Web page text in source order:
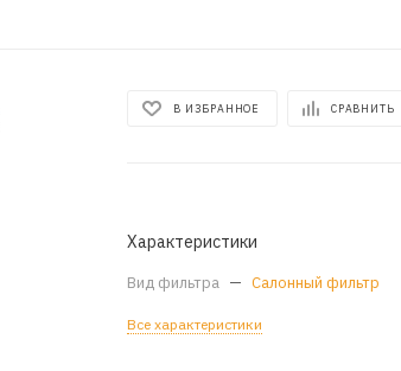
В ИЗБРАННОЕ СРАВНИТЬ
Характеристики
Вид фильтра — Салонный фильтр
Все характеристики